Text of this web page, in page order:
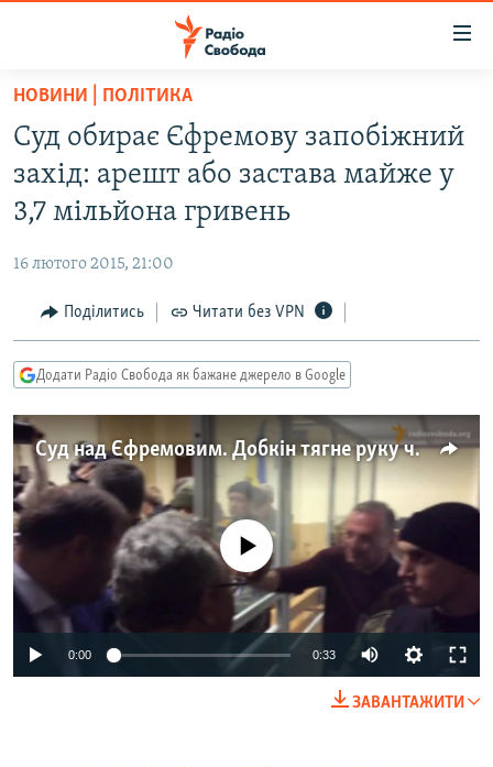
Перейти
основного
матеріалу
Перейти
до
основної
Перейти
до
пошуку
РАДІО СВОБОДА – 70 РОКІВ
ВСЕ ЗА ДОБУ
СТАТТІ
СУСПІЛЬСТВО
УКРАЇНА
СВІТ
РОСІЙСЬКА «ФІЛЬТРАЦІЯ»
ДОНБАС.РЕАЛІЇ
ТИ ЯК?
СХЕМИ
КИТАЙ.ВИКЛИКИ
МУЛЬТИМЕДІА
ФОТО
СПЕЦПРОЄКТИ
ПОДКАСТИ
НОВИНИ | ПОЛІТИКА
Суд обирає Єфремову запобіжний
захід: арешт або застава майже у
3,7 мільйона гривень
16 лютого 2015, 21:00
Поділитись Читати без VPN
Додати Радіо Свобода як бажане джерело в Google
Суд над Єфремовим. Добкін тягне руку через скло
No media source currently available
0:00 0:33
ЗАВАНТАЖИТИ